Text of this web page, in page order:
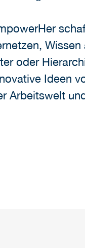
oder
Ideen
Arbeitswelt